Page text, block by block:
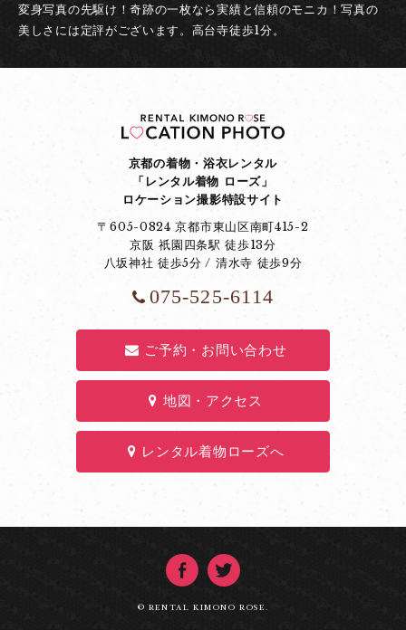
変身写真の先駆け！奇跡の一枚なら実績と信頼のモニカ！写真の
美しさには定評がございます。高台寺徒歩1分。
京都の着物・浴衣レンタル
「レンタル着物 ローズ」
ロケーション撮影特設サイト
〒605-0824 京都市東山区南町415-2
京阪 祇園四条駅 徒歩13分
八坂神社 徒歩5分 / 清水寺 徒歩9分
075-525-6114
ご予約・お問い合わせ
地図・アクセス
レンタル着物ローズへ
© RENTAL KIMONO ROSE.